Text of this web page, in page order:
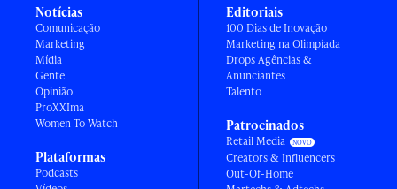
Notícias
Comunicação
Marketing
Mídia
Gente
Opinião
ProXXIma
Women To Watch
Plataformas
Podcasts
Editoriais
100 Dias de Inovação
Marketing na Olimpíada
Drops Agências &
Anunciantes
Talento
Patrocinados
Retail Media
Creators & Influencers
Out-Of-Home